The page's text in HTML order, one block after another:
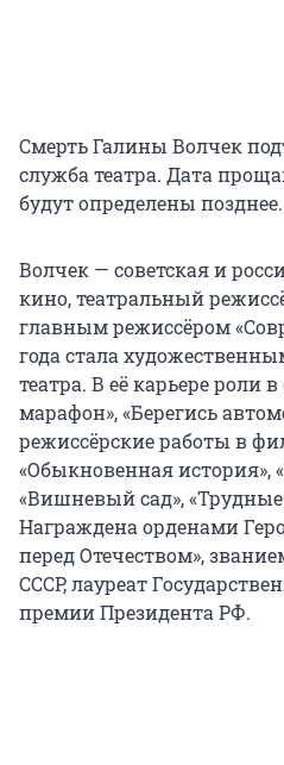
Смерть Галины Волчек
служба театра. Дата
будут определены позднее.
Волчек — советская и
кино, театральный
главным режиссёром
года стала
театра. В её карьере роли
марафон», «Берегись
режиссёрские работы в
«Обыкновенная история»,
«Вишневый сад»,
Награждена орденами
перед Отечеством»,
СССР, лауреат
премии Президента РФ.